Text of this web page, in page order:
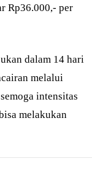
Rp36.000,- per
dalam 14 hari
melalui
intensitas
melakukan